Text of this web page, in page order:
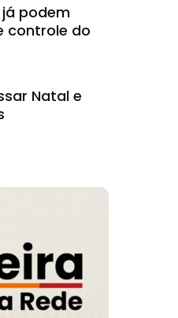
podem
controle do
Natal e